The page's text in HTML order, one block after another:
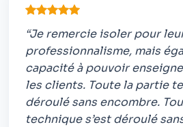
“Je remercie isoler pour
professionnalisme, mais
capacité à pouvoir
les clients. Toute la partie
déroulé sans encombre.
technique s’est déroulé